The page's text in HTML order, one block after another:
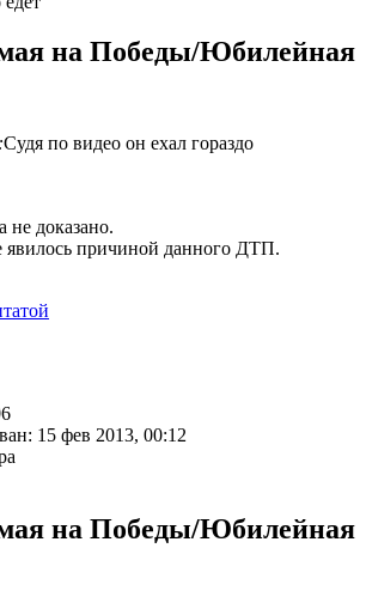
на Победы/Юбилейная
Судя по видео он ехал гораздо
не доказано.
явилось причиной данного ДТП.
15 фев 2013, 00:12
на Победы/Юбилейная